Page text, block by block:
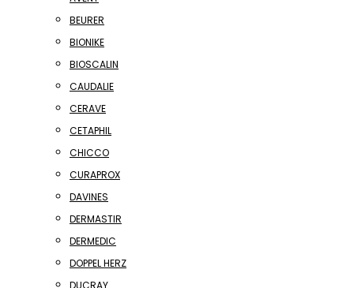
BEURER
BIONIKE
BIOSCALIN
CAUDALIE
CERAVE
CETAPHIL
CHICCO
CURAPROX
DAVINES
DERMASTIR
DERMEDIC
DOPPEL HERZ
DUCRAY